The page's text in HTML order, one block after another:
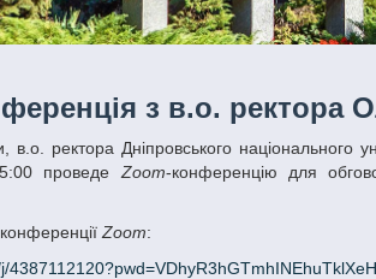
з в.о. ректора
проведе Zoom-конференцію для
Zoom:
j/